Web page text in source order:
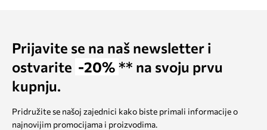
Prijavite se na naš newsletter i
ostvarite -20% ** na svoju prvu
kupnju.
Pridružite se našoj zajednici kako biste primali informacije o
najnovijim promocijama i proizvodima.